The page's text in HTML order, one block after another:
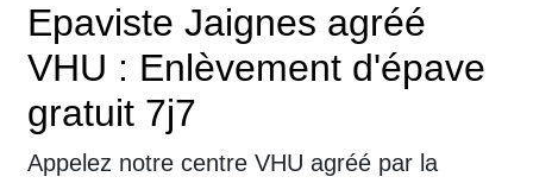
Epaviste Jaignes agréé
VHU : Enlèvement d'épave
gratuit 7j7
Appelez notre centre VHU agréé par la